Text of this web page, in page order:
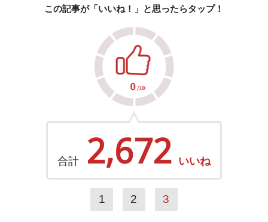
この記事が「いいね！」と思ったらタップ！
合計 2,672 いいね
1 2 3